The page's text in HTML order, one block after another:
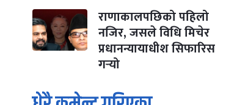
राणाकालपछिको पहिलो
नजिर, जसले विधि मिचेर
प्रधानन्यायाधीश सिफारिस
गर्‍यो